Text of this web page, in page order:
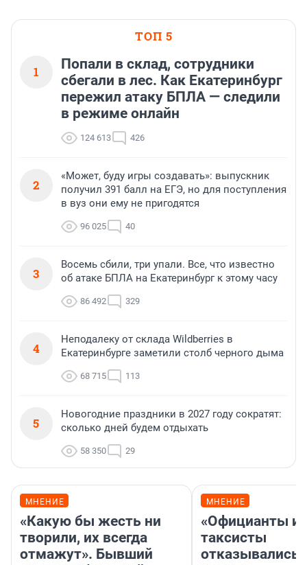
ТОП 5
1
Попали в склад, сотрудники
сбегали в лес. Как Екатеринбург
пережил атаку БПЛА — следили
в режиме онлайн
124 613 426
2
«Может, буду игры создавать»: выпускник
получил 391 балл на ЕГЭ, но для поступления
в вуз они ему не пригодятся
96 025 40
3
Восемь сбили, три упали. Все, что известно
об атаке БПЛА на Екатеринбург к этому часу
86 492 329
4
Неподалеку от склада Wildberries в
Екатеринбурге заметили столб черного дыма
68 715 113
5
Новогодние праздники в 2027 году сократят:
сколько дней будем отдыхать
58 350 29
МНЕНИЕ
«Какую бы жесть ни
творили, их всегда
отмажут». Бывший
МНЕНИЕ
«Официанты и
таксисты
отказывались